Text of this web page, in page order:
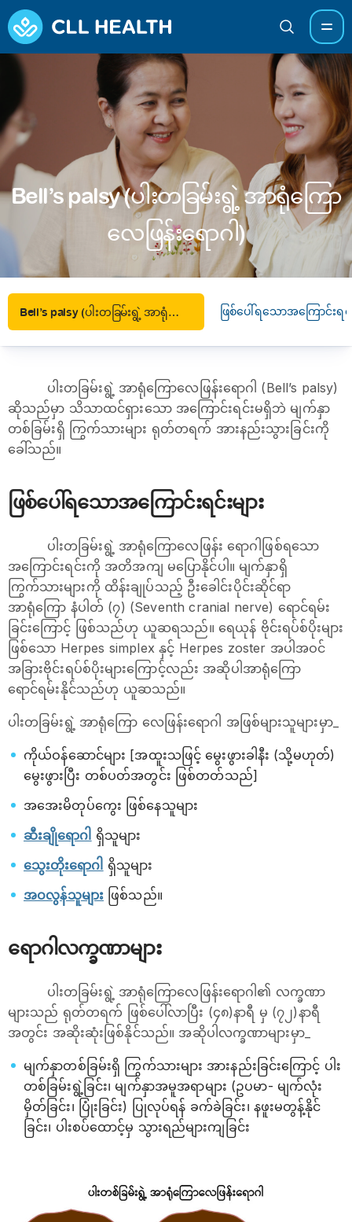
Bell’s palsy (ပါးတခြမ်းရွဲ့ အာရုံကြော​
လေဖြန်းရောဂါ)
Bell’s palsy (ပါးတခြမ်းရွဲ့ အာရုံကြော​လေဖြန်းရောဂါ) ဖြစ်ပေါ်ရသောအကြောင်းရင်း
ပါးတခြမ်းရွဲ့ အာရုံကြောလေဖြန်းရောဂါ (Bell’s palsy)
ဆိုသည်မှာ သိသာထင်ရှားသော အကြောင်းရင်းမရှိဘဲ မျက်နှာ
တစ်​ခြမ်းရှိ ကြွက်သားများ ရုတ်တရက် အားနည်းသွားခြင်းကို
ခေါ်သည်။
ဖြစ်ပေါ်ရသောအကြောင်းရင်းများ
ပါးတခြမ်းရွဲ့ အာရုံကြော​လေဖြန်း​ ရောဂါဖြစ်ရသော
အကြောင်းရင်းကို အတိအကျ မပြောနိုင်ပါ။ မျက်နှာရှိ
ကြွက်သားများကို ထိန်းချုပ်သည့် ဦးခေါင်းပိုင်းဆိုင်ရာ
အာရုံကြော နံပါတ် (၇) (Seventh cranial nerve) ရောင်ရမ်း
ခြင်းကြောင့် ဖြစ်သည်ဟု ယူဆရသည်။ ရေယုန် ဗိုင်းရပ်စ်ပိုးများ
ဖြစ်သော Herpes simplex နှင့် Herpes zoster အပါအဝင်
အခြားဗိုင်းရပ်စ်ပိုးများကြောင့်လည်း အဆိုပါအာရုံကြော
ရောင်ရမ်းနိုင်သည်ဟု ယူဆသည်။
ပါးတခြမ်းရွဲ့ အာရုံကြော လေဖြန်းရောဂါ အဖြစ်များသူများမှာ_
ကိုယ်ဝန်ဆောင်များ [အထူးသဖြင့် မွေးဖွားခါနီး (သို့မဟုတ်)
မွေးဖွားပြီး တစ်ပတ်အတွင်း ဖြစ်တတ်သည်]
အအေးမိတုပ်ကွေး ဖြစ်နေသူများ
ဆီးချိုရောဂါ ရှိသူများ
သွေးတိုးရောဂါ ရှိသူများ
အဝလွန်သူများဖြစ်သည်။
ရောဂါလက္ခဏာများ
ပါးတခြမ်းရွဲ့ အာရုံကြောလေဖြန်းရောဂါ၏ လက္ခဏာ
များသည် ရုတ်တရက် ဖြစ်ပေါ်လာပြီး (၄၈)နာရီ မှ (၇၂)နာရီ
အတွင်း အဆိုးဆုံးဖြစ်နိုင်သည်။ အဆိုပါလက္ခဏာများမှာ_
မျက်နှာတစ်ခြမ်းရှိ ကြွက်သားများ အားနည်းခြင်းကြောင့် ပါး
တစ်ခြမ်းရွဲ့ခြင်း၊ မျက်နှာအမူအရာများ (ဥပမာ- မျက်လုံး
မှိတ်ခြင်း၊ ပြုံးခြင်း) ပြုလုပ်ရန် ခက်ခဲခြင်း၊ နဖူးမတွန့်နိုင်
ခြင်း၊ ပါးစပ်ထောင့်မှ သွားရည်များကျခြင်း